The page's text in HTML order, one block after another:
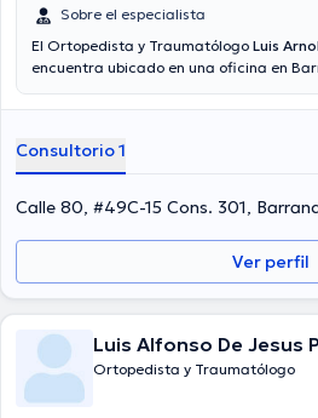
Sobre el especialista
El Ortopedista y Traumatólogo Luis
encuentra ubicado en una oficina en
conocimientos en su área de
Asimismo, él se ha desempeñado como
asociaciones médicas. Luis Arnold Haupt
cuantiosas conferencias con la
formación continua en su disciplina de
difundido diversos artículos.
Consultorio 1
Calle 80, #49C-15 Cons. 301,
Ver perfil
Luis Alfonso De Jesus
Ortopedista y Traumatólogo